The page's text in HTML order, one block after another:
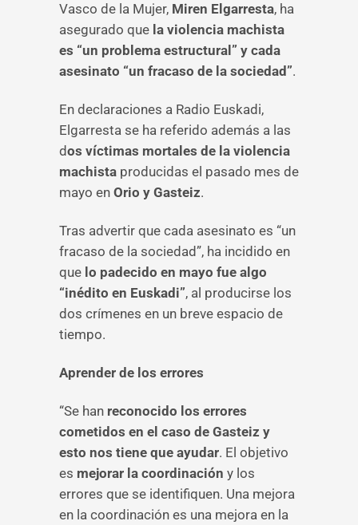
Vasco de la Mujer, Miren Elgarresta, ha
asegurado que la violencia machista
es “un problema estructural” y cada
asesinato “un fracaso de la sociedad”.
En declaraciones a Radio Euskadi,
Elgarresta se ha referido además a las
dos víctimas mortales de la violencia
machista producidas el pasado mes de
mayo en Orio y Gasteiz.
Tras advertir que cada asesinato es “un
fracaso de la sociedad”, ha incidido en
que lo padecido en mayo fue algo
“inédito en Euskadi”, al producirse los
dos crímenes en un breve espacio de
tiempo.
Aprender de los errores
“Se han reconocido los errores
cometidos en el caso de Gasteiz y
esto nos tiene que ayudar. El objetivo
es mejorar la coordinación y los
errores que se identifiquen. Una mejora
en la coordinación es una mejora en la